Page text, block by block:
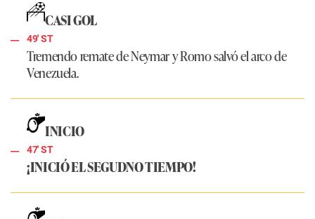
CASI GOL
49' ST
Tremendo remate de Neymar y Romo salvó el arco de
Venezuela.
INICIO
47' ST
¡INICIÓ EL SEGUDNO TIEMPO!